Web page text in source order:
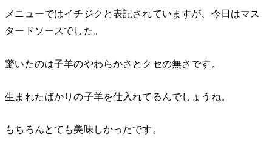
メニューではイチジクと表記されていますが、今日はマス
タードソースでした。
驚いたのは子羊のやわらかさとクセの無さです。
生まれたばかりの子羊を仕入れてるんでしょうね。
もちろんとても美味しかったです。